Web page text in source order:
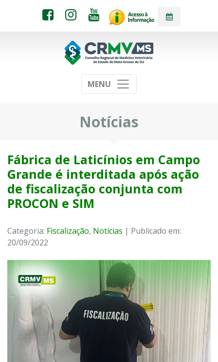
MENU
Notícias
Fábrica de Laticínios em Campo
Grande é interditada após ação
de fiscalização conjunta com
PROCON e SIM
Categoria: Fiscalização, Notícias | Publicado em:
20/09/2022